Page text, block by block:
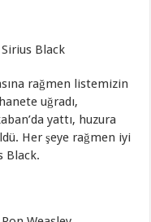
rağmen listemizin
uğradı,
yattı, huzura
Her şeye rağmen iyi
Black.